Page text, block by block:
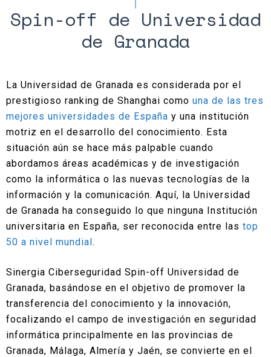
Spin-off de Universidad
de Granada
La Universidad de Granada es considerada por el
prestigioso ranking de Shanghai como una de las tres
mejores universidades de España y una institución
motriz en el desarrollo del conocimiento. Esta
situación aún se hace más palpable cuando
abordamos áreas académicas y de investigación
como la informática o las nuevas tecnologías de la
información y la comunicación. Aquí, la Universidad
de Granada ha conseguido lo que ninguna Institución
universitaria en España, ser reconocida entre las top
50 a nivel mundial.
Sinergia Ciberseguridad Spin-off Universidad de
Granada, basándose en el objetivo de promover la
transferencia del conocimiento y la innovación,
focalizando el campo de investigación en seguridad
informática principalmente en las provincias de
Granada, Málaga, Almería y Jaén, se convierte en el